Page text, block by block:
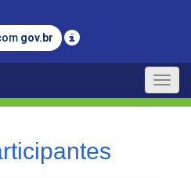
Legislação
gov.br
Toggle